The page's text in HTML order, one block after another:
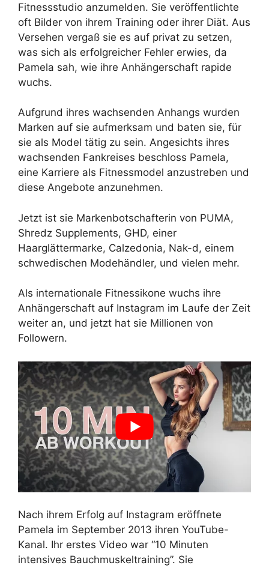
Fitnessstudio anzumelden. Sie veröffentlichte
oft Bilder von ihrem Training oder ihrer Diät. Aus
Versehen vergaß sie es auf privat zu setzen,
was sich als erfolgreicher Fehler erwies, da
Pamela sah, wie ihre Anhängerschaft rapide
wuchs.
Aufgrund ihres wachsenden Anhangs wurden
Marken auf sie aufmerksam und baten sie, für
sie als Model tätig zu sein. Angesichts ihres
wachsenden Fankreises beschloss Pamela,
eine Karriere als Fitnessmodel anzustreben und
diese Angebote anzunehmen.
Jetzt ist sie Markenbotschafterin von PUMA,
Shredz Supplements, GHD, einer
Haarglättermarke, Calzedonia, Nak-d, einem
schwedischen Modehändler, und vielen mehr.
Als internationale Fitnessikone wuchs ihre
Anhängerschaft auf Instagram im Laufe der Zeit
weiter an, und jetzt hat sie Millionen von
Followern.
Nach ihrem Erfolg auf Instagram eröffnete
Pamela im September 2013 ihren YouTube-
Kanal. Ihr erstes Video war “10 Minuten
intensives Bauchmuskeltraining”. Sie